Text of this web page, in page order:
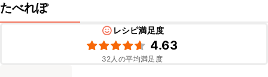
たべれぽ
レシピ満足度
4.63
32人の平均満足度